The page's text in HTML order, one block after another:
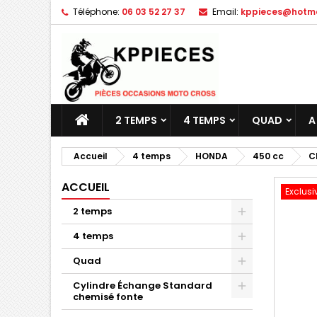
Téléphone: 06 03 52 27 37 Email:
2 TEMPS 4 TEMPS QUAD
Accueil 4 temps HONDA 450 cc
ACCUEIL
2 temps
4 temps
Quad
Cylindre Échange Standard
chemisé fonte